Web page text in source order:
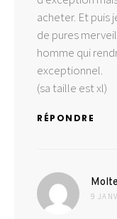
acheter. Et puis
de pures
homme qui
exceptionnel.
(sa taille est xl)
RÉPONDRE
9